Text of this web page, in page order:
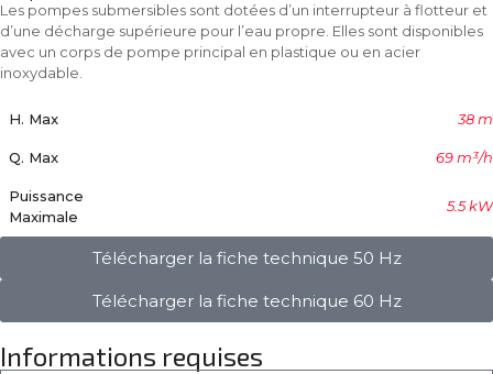
Les pompes submersibles sont dotées d’un interrupteur à flotteur et
d’une décharge supérieure pour l’eau propre. Elles sont disponibles
avec un corps de pompe principal en plastique ou en acier
inoxydable.
H. Max 38 m
Q. Max 69 m³/h
Puissance
Maximale
5.5 kW
Télécharger la fiche technique 50 Hz
Télécharger la fiche technique 60 Hz
Informations requises